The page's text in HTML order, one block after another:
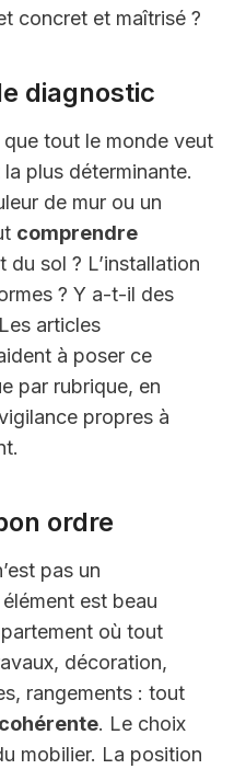
concret et maîtrisé ?
diagnostic
tout le monde veut
plus déterminante.
de mur ou un
comprendre
du sol ? L’installation
? Y a-t-il des
articles
à poser ce
par rubrique, en
propres à
ordre
pas un
est beau
où tout
décoration,
rangements : tout
. Le choix
mobilier. La position